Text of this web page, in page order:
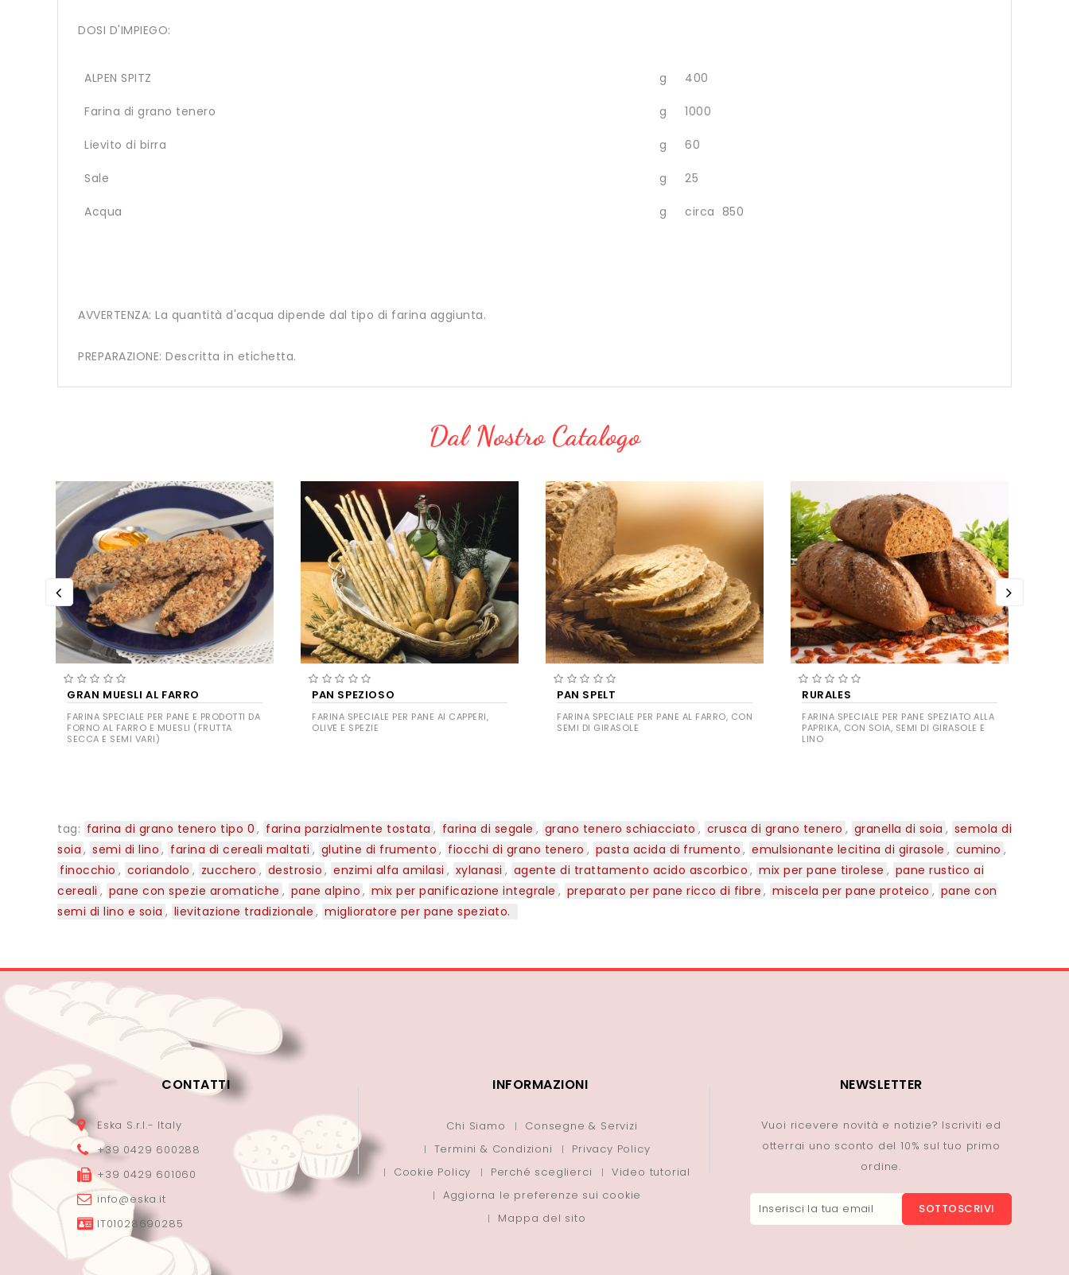
DOSI D'IMPIEGO:
ALPEN SPITZ g 400
Farina di grano tenero g 1000
Lievito di birra g 60
Sale g 25
Acqua g circa 850
AVVERTENZA: La quantità d'acqua dipende dal tipo di farina aggiunta.
PREPARAZIONE: Descritta in etichetta.
Dal Nostro Catalogo
GRAN MUESLI AL FARRO
FARINA SPECIALE PER PANE E PRODOTTI DA
FORNO AL FARRO E MUESLI (FRUTTA
SECCA E SEMI VARI)
PAN SPEZIOSO
FARINA SPECIALE PER PANE AI CAPPERI,
OLIVE E SPEZIE
PAN SPELT
FARINA SPECIALE PER PANE AL FARRO, CON
SEMI DI GIRASOLE
RURALES
FARINA SPECIALE PER PANE SPEZIATO ALLA
PAPRIKA, CON SOIA, SEMI DI GIRASOLE E
LINO
tag: farina di grano tenero tipo 0 , farina parzialmente tostata , farina di segale , grano tenero schiacciato , crusca di grano tenero , granella di soia , semola di
soia , semi di lino , farina di cereali maltati , glutine di frumento , fiocchi di grano tenero , pasta acida di frumento , emulsionante lecitina di girasole , cumino ,
finocchio , coriandolo , zucchero , destrosio , enzimi alfa amilasi , xylanasi , agente di trattamento acido ascorbico , mix per pane tirolese , pane rustico ai
cereali , pane con spezie aromatiche , pane alpino , mix per panificazione integrale , preparato per pane ricco di fibre , miscela per pane proteico , pane con
semi di lino e soia , lievitazione tradizionale , miglioratore per pane speziato.
CONTATTI
Eska S.r.l.- Italy
+39 0429 600288
+39 0429 601060
info@eska.it
IT01028690285
INFORMAZIONI
Chi Siamo
Consegne & Servizi
Termini & Condizioni
Privacy Policy
Cookie Policy
Perché sceglierci
Video tutorial
Aggiorna le preferenze sui cookie
Mappa del sito
NEWSLETTER
Vuoi ricevere novità e notizie? Iscriviti ed
otterrai uno sconto del 10% sul tuo primo
ordine.
SOTTOSCRIVI